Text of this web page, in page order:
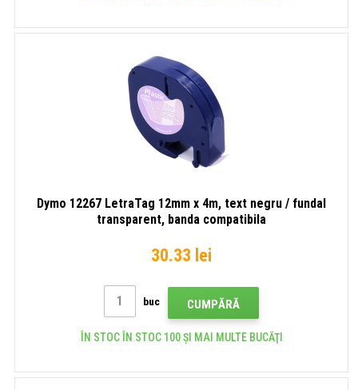
Dymo 12267 LetraTag 12mm x 4m, text negru / fundal
transparent, banda compatibila
30.33 lei
buc CUMPĂRĂ
ÎN STOC ÎN STOC 100 ȘI MAI MULTE BUCĂŢI